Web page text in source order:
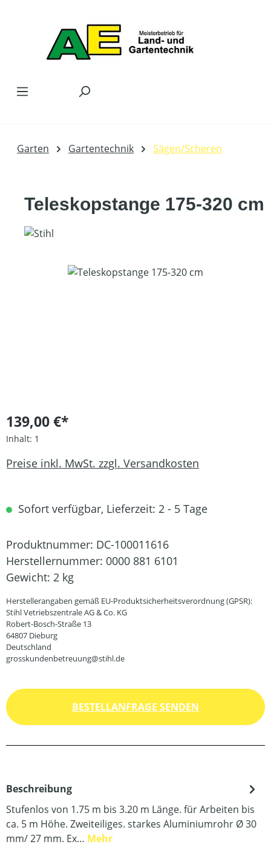
Garten Gartentechnik Sägen/Scheren
Teleskopstange 175-320 cm
Bildergalerie überspringen
139,00 €*
Inhalt: 1
Preise inkl. MwSt. zzgl. Versandkosten
Sofort verfügbar, Lieferzeit: 2 - 5 Tage
Produktnummer: DC-100011616
Herstellernummer: 0000 881 6101
Gewicht: 2 kg
Herstellerangaben gemäß EU-Produktsicherheitsverordnung (GPSR):
Stihl Vetriebszentrale AG & Co. KG
Robert-Bosch-Straße 13
64807 Dieburg
Deutschland
grosskundenbetreuung@stihl.de
BESTELLANFRAGE SENDEN
Beschreibung
Stufenlos von 1.75 m bis 3.20 m Länge. für Arbeiten bis
ca. 5 m Höhe. Zweiteiliges. starkes Aluminiumrohr Ø 30
mm/ 27 mm. Ex… Mehr